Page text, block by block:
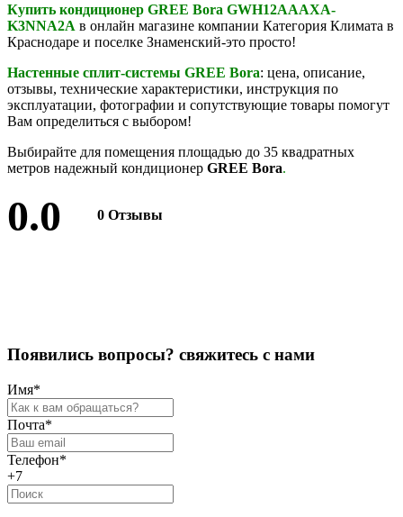
Купить кондиционер GREE Bora GWH12AAAXA-
K3NNA2A в онлайн магазине компании Категория Климата в
Краснодаре и поселке Знаменский-это просто!
Настенные сплит-системы GREE Bora: цена, описание,
отзывы, технические характеристики, инструкция по
эксплуатации, фотографии и сопутствующие товары помогут
Вам определиться с выбором!
Выбирайте для помещения площадью до 35 квадратных
метров надежный кондиционер GREE Bora.
0.0 0 Отзывы
Появились вопросы? свяжитесь с нами
Имя*
Почта*
Телефон*
+7